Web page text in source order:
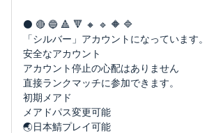
⚫️ 🔴 🔵 🔺 🔻 🔸 🔹 🔶 🔷
「シルバー」アカウントになっています。
安全なアカウント
アカウント停止の心配はありません
直接ランクマッチに参加できます。
初期メアド
メアドパス変更可能
🌏日本鯖プレイ可能